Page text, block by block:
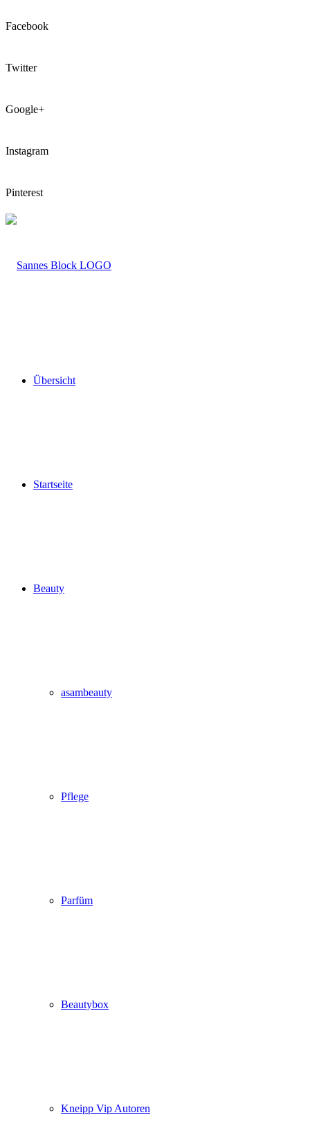
Facebook
Twitter
Google+
Instagram
Pinterest
LOGO
Übersicht
Startseite
Beauty
asambeauty
Pflege
Parfüm
Beautybox
Kneipp Vip Autoren